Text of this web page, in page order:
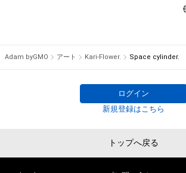
権(著作権、特許権、実用新案権、商標権、意
けている者によって保護されています。その
知的財産権を有することを意味しません。
・本アイテムの著作権を有する方、著作隣接
権を侵害するおそれのある行為(改変、公開、
ル、リバースエンジニアリングを含みますが
Adam byGMO アート Kari-Flower. Space cylinder.
ログイン
新規登録はこちら
トップへ戻る